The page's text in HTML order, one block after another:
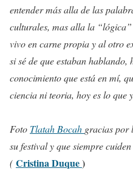
entender más alla de las
culturales, mas alla la
vivo en carne propia y al otro
si sé de que estaban hablando,
conocimiento que está en mí,
ciencia ni teoria, hoy es lo que
Foto Tlatah Bocah gracias por
su festival y que siempre
( Cristina Duque)